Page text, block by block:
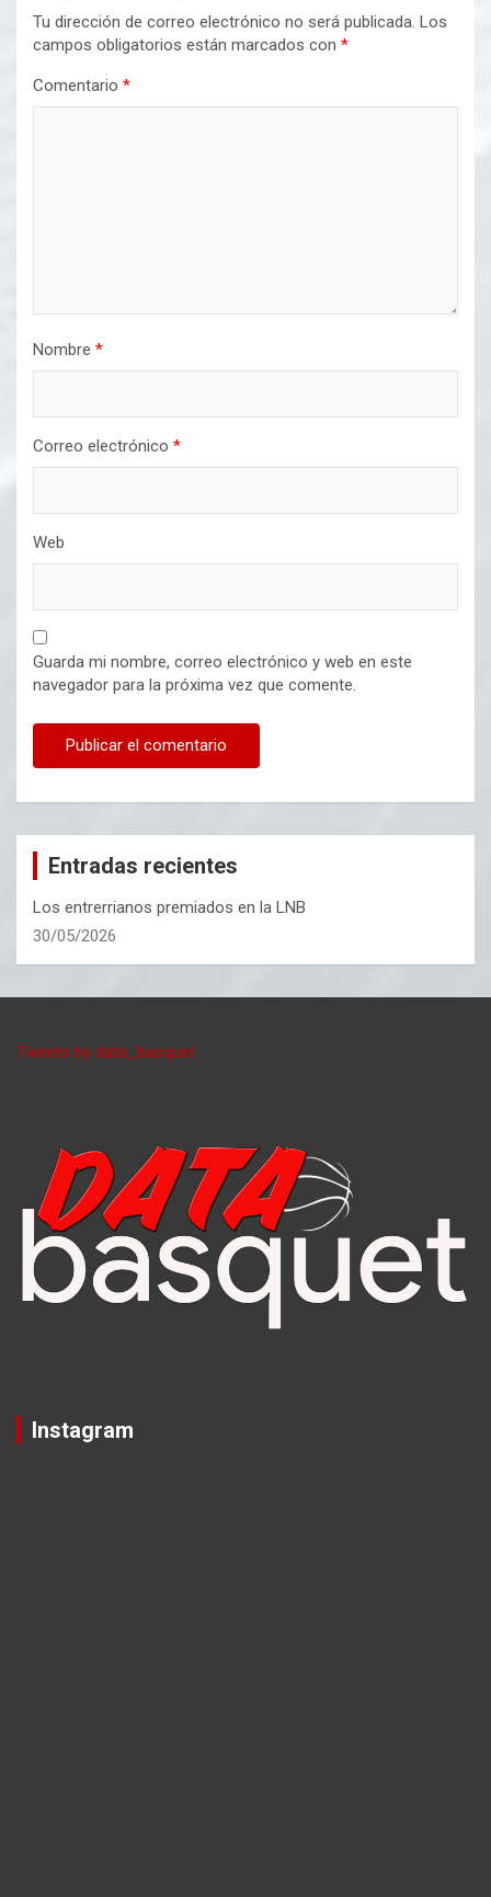
Tu dirección de correo electrónico no será publicada. Los
campos obligatorios están marcados con *
Comentario *
Nombre *
Correo electrónico *
Web
Guarda mi nombre, correo electrónico y web en este
navegador para la próxima vez que comente.
Entradas recientes
Los entrerrianos premiados en la LNB
30/05/2026
Tweets by data_basquet
Instagram